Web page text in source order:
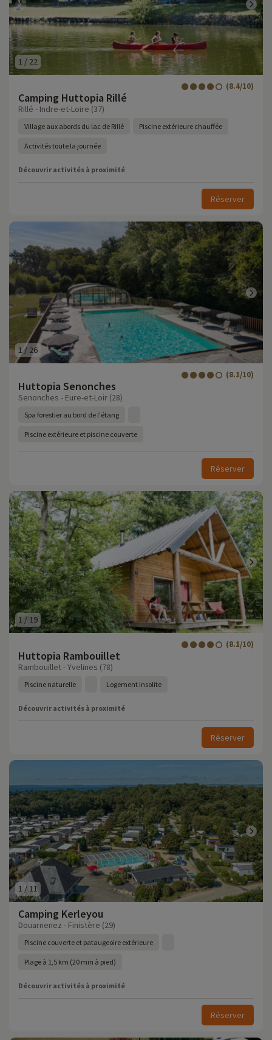
1 / 22
Camping Huttopia Rillé
(8.4/10)
Rillé - Indre-et-Loire (37)
Village aux abords du lac de Rillé Piscine extérieure chauffée
Activités toute la journée
Découvrir activités à proximité
Réserver
1/ 26
Huttopia Senonches
(8.1/10)
Senonches - Eure-et-Loir (28)
Spa forestier au bord de l'étang
Piscine extérieure et piscine couverte
Réserver
1 / 19
Huttopia Rambouillet
(8.1/10)
Rambouillet - Yvelines (78)
Piscine naturelle Logement insolite
Découvrir activités à proximité
Réserver
1 / 11
Camping Kerleyou
Douarnenez - Finistère (29)
Piscine couverte et pataugeoire extérieure
Plage à 1,5 km (20 min à pied)
Découvrir activités à proximité
Réserver